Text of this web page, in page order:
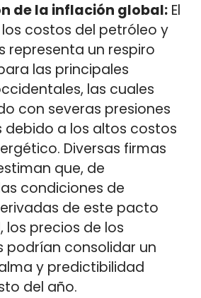
de la inflación global: El
costos del petróleo y
representa un respiro
las principales
las cuales
con severas presiones
debido a los altos costos
Diversas firmas
que, de
condiciones de
de este pacto
los precios de los
podrían consolidar un
y predictibilidad
del año.